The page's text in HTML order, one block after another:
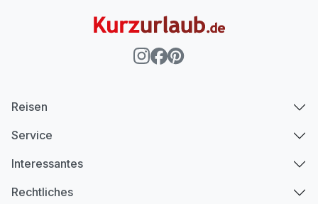
Reisen
Service
Interessantes
Rechtliches